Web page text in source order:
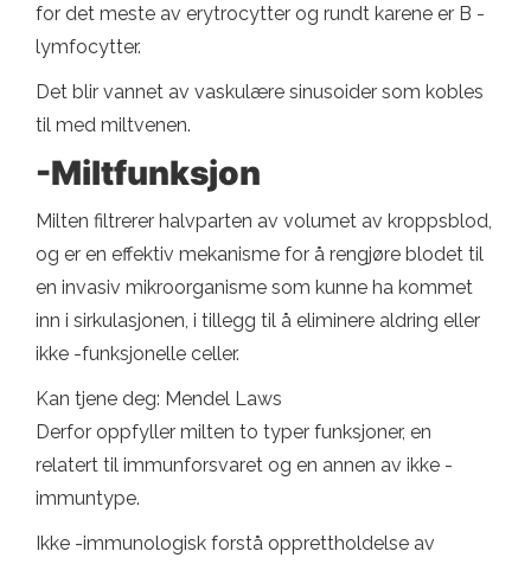
for det meste av erytrocytter og rundt karene er B -
lymfocytter.
Det blir vannet av vaskulære sinusoider som kobles
til med miltvenen.
-Miltfunksjon
Milten filtrerer halvparten av volumet av kroppsblod,
og er en effektiv mekanisme for å rengjøre blodet til
en invasiv mikroorganisme som kunne ha kommet
inn i sirkulasjonen, i tillegg til å eliminere aldring eller
ikke -funksjonelle celler.
Kan tjene deg: Mendel Laws
Derfor oppfyller milten to typer funksjoner, en
relatert til immunforsvaret og en annen av ikke -
immuntype.
Ikke -immunologisk forstå opprettholdelse av